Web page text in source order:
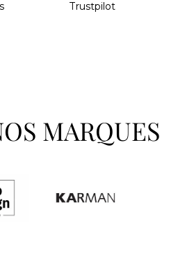
Trustpilot
MARQUES